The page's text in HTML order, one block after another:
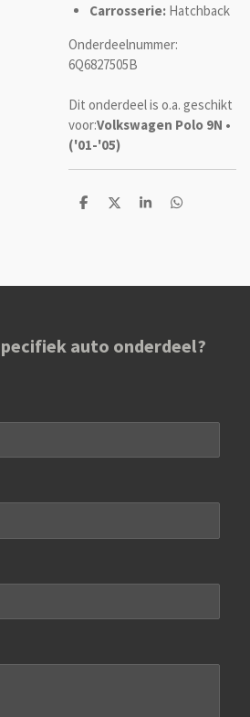
Carrosserie: Hatchback
Onderdeelnummer:
6Q6827505B
Dit onderdeel is o.a. geschikt
voor:Volkswagen Polo 9N •
('01-'05)
D
D
S
D
auto onderdeel?